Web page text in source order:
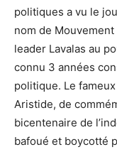
politiques a vu le
nom de
leader Lavalas au
connu 3 années
politique. Le
Aristide, de
bicentenaire de
bafoué et boycotté